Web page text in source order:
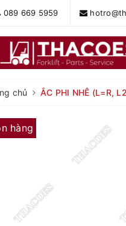
089 669 5959
chủ ẮC PHI NHÊ (L=R,
hàng